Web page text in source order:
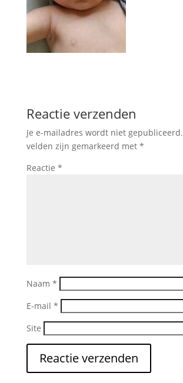
Reactie verzenden
Je e-mailadres wordt niet gepubliceerd.
velden zijn gemarkeerd met *
Reactie *
Naam *
E-mail *
Site